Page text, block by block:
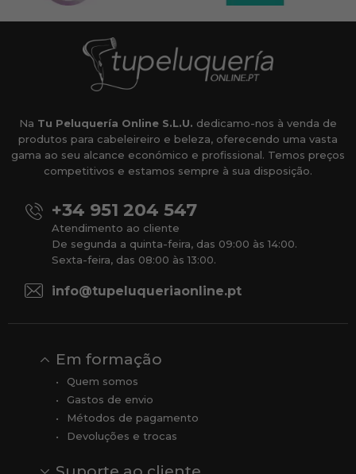
Na Tu Peluquería Online S.L.U. dedicamo-nos à venda de
produtos para cabeleireiro e beleza, oferecendo uma vasta
gama ao seu alcance económico e profissional. Temos preços
competitivos e estamos sempre à sua disposição.
+34 951 204 547
Atendimento ao cliente
De segunda a quinta-feira, das 09:00 às 14:00.
Sexta-feira, das 08:00 às 13:00.
info@tupeluqueriaonline.pt
Em formação
Quem somos
Gastos de envio
Métodos de pagamento
Devoluções e trocas